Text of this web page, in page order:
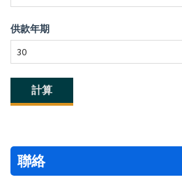
供款年期
聯絡